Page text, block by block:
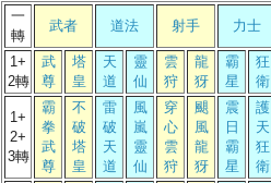
一
轉
武者 道法 射手 力士
1+
2轉
武
尊
塔
皇
天
道
靈
仙
雲
狩
龍
犽
霸
星
狂
衛
1+
2+
3轉
霸
拳
武
尊
不
破
塔
皇
雷
破
天
道
風
嵐
靈
仙
穿
心
雲
狩
颶
風
龍
犽
震
日
霸
星
護
天
狂
衛